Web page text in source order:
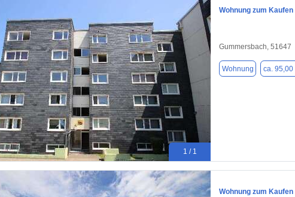
1 / 1
Wohnung zum
Gummersbach, 51647
Wohnung ca. 95,00
Wohnung zum